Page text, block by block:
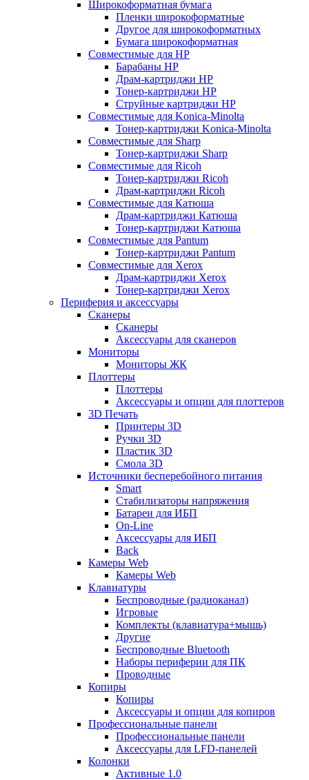
Широкоформатная бумага
Пленки широкоформатные
Другое для широкоформатных
Бумага широкоформатная
Совместимые для HP
Барабаны HP
Драм-картриджи HP
Тонер-картриджи HP
Струйные картриджи HP
Совместимые для Konica-Minolta
Тонер-картриджи Konica-Minolta
Совместимые для Sharp
Тонер-картриджи Sharp
Совместимые для Ricoh
Тонер-картриджи Ricoh
Драм-картриджи Ricoh
Совместимые для Катюша
Драм-картриджи Катюша
Тонер-картриджи Катюша
Совместимые для Pantum
Тонер-картриджи Pantum
Совместимые для Xerox
Драм-картриджи Xerox
Тонер-картриджи Xerox
Периферия и аксессуары
Сканеры
Сканеры
Аксессуары для сканеров
Мониторы
Мониторы ЖК
Плоттеры
Плоттеры
Аксессуары и опции для плоттеров
3D Печать
Принтеры 3D
Ручки 3D
Пластик 3D
Смола 3D
Источники бесперебойного питания
Smart
Стабилизаторы напряжения
Батареи для ИБП
On-Line
Аксессуары для ИБП
Back
Камеры Web
Камеры Web
Клавиатуры
Беспроводные (радиоканал)
Игровые
Комплекты (клавиатура+мышь)
Другие
Беспроводные Bluetooth
Наборы периферии для ПК
Проводные
Копиры
Копиры
Аксессуары и опции для копиров
Профессиональные панели
Профессиональные панели
Аксессуары для LFD-панелей
Колонки
Активные 1.0